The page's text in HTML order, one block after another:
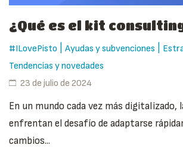
¿Qué es el kit
#ILovePisto Ayudas y subvenciones
Tendencias y novedades
23 de julio de 2024
En un mundo cada vez más digitalizado,
enfrentan el desafío de adaptarse
cambios...